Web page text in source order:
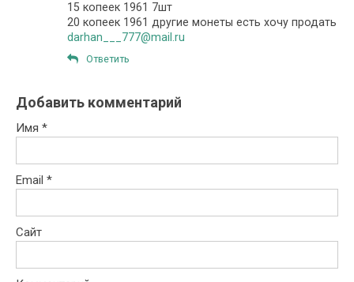
15 копеек 1961 7шт
20 копеек 1961 другие монеты есть хочу продать
darhan___777@mail.ru
Ответить
Добавить комментарий
Имя *
Email *
Сайт